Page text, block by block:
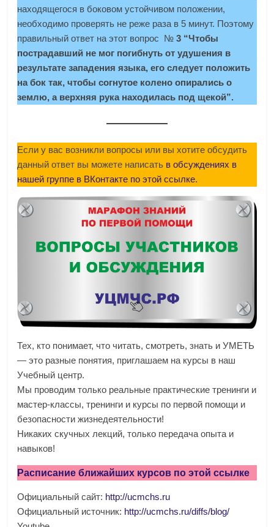
находящегося в боковом устойчивом положении,
необходимо проверять не реже раза в 5 минут. Поэтому
правильный ответ на этот вопрос №3 “Чтобы
пострадавший не мог погибнуть от удушения в
результате западения языка, его следует положить
на бок так, чтобы согнутое колено опирались о
землю, а верхняя рука находилась под щекой”.
Если у вас возникли вопросы или вы хотите обсудить
данный ответ вы можете написать в обсуждениях в
нашей группе в ВКонтакте по этой ссылке.
Тех, кто понимает, что читать, смотреть, знать и УМЕТЬ
— это разные понятия, приглашаем на курсы в наш
Учебный центр.
Мы проводим только реальные практические тренинги и
мастер-классы, тренинги и курсы по первой помощи и
безопасности жизнедеятельности!
Никаких скучных лекций, только передача опыта и
навыков!
Расписание ближайших курсов по этой ссылке
Официальный сайт: http://ucmchs.ru
Официальный источник: http://ucmchs.ru/diffs/blog/